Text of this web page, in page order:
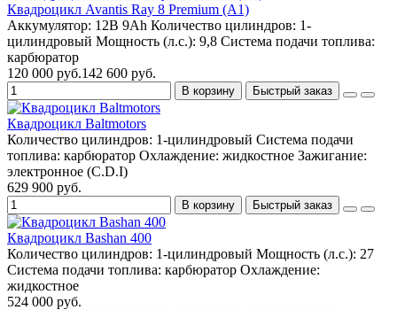
Квадроцикл Avantis Ray 8 Premium (A1)
Аккумулятор: 12В 9Ah Количество цилиндров: 1-
цилиндровый Мощность (л.с.): 9,8 Система подачи топлива:
карбюратор
120 000 руб.142 600 руб.
В корзину Быстрый заказ
Квадроцикл Baltmotors
Количество цилиндров: 1-цилиндровый Система подачи
топлива: карбюратор Охлаждение: жидкостное Зажигание:
электронное (C.D.I)
629 900 руб.
В корзину Быстрый заказ
Квадроцикл Bashan 400
Количество цилиндров: 1-цилиндровый Мощность (л.с.): 27
Система подачи топлива: карбюратор Охлаждение:
жидкостное
524 000 руб.